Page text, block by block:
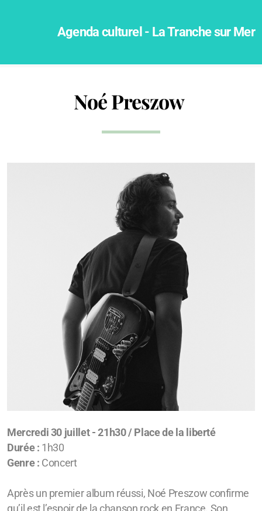
Agenda culturel - La Tranche sur Mer
Noé Preszow
Mercredi 30 juillet - 21h30 / Place de la liberté
Durée : 1h30
Genre : Concert
Après un premier album réussi, Noé Preszow confirme
qu’il est l’espoir de la chanson rock en France. Son
La fête de la musique
La déferlante de printemps
Dans l'oeil du photographe - Eté 2026
Infos billetterie
Infos pratiques
Fiche technique